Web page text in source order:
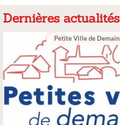
Dernières actualités
Ville